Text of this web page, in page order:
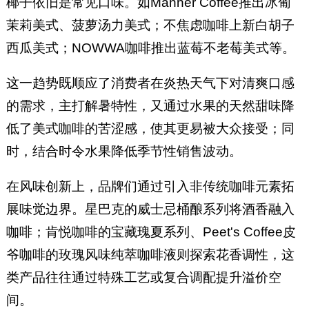
茉莉美式、菠萝汤力美式；不焦虑咖啡上新白胡子
西瓜美式；NOWWA咖啡推出蓝莓不老莓美式等。
这一趋势既顺应了消费者在炎热天气下对清爽口感
的需求，主打解暑特性，又通过水果的天然甜味降
低了美式咖啡的苦涩感，使其更易被大众接受；同
时，结合时令水果降低季节性销售波动。
在风味创新上，品牌们通过引入非传统咖啡元素拓
展味觉边界。星巴克的威士忌桶酿系列将酒香融入
咖啡；肯悦咖啡的宝藏瑰夏系列、Peet's Coffee皮
爷咖啡的玫瑰风味纯萃咖啡液则探索花香调性，这
类产品往往通过特殊工艺或复合调配提升溢价空
间。